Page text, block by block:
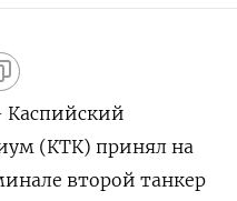
Каспийский
(КТК) принял на
второй танкер